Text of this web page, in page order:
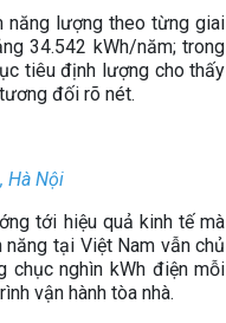
năng lượng theo từng giai
34.542 kWh/năm; trong
tiêu định lượng cho thấy
đối rõ nét.
Hà Nội
tới hiệu quả kinh tế mà
tại Việt Nam vẫn chủ
chục nghìn kWh điện mỗi
vận hành tòa nhà.